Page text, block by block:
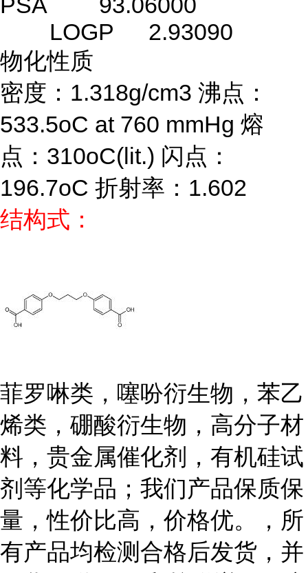
LOGP
2.93090
物化性质
密度：1.318g/cm3 沸点：
533.5oC at 760 mmHg 熔
点：310oC(lit.) 闪点：
196.7oC 折射率：1.602
结构式：
菲罗啉类，噻吩衍生物，苯乙
烯类，硼酸衍生物，高分子材
料，贵金属催化剂，有机硅试
剂等化学品；我们产品保质保
量，性价比高，价格优。，所
有产品均检测合格后发货，并